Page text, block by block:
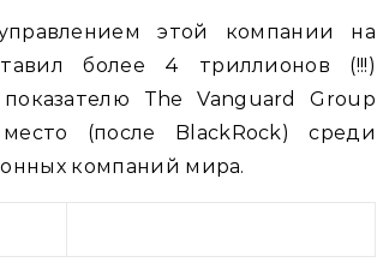
этой компании на
более 4 триллионов (!!!)
The Vanguard Group
(после BlackRock) среди
компаний мира.